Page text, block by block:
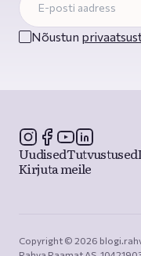
Nõustun
UudisedTutvustused
Kirjuta meile
Copyright © 2026